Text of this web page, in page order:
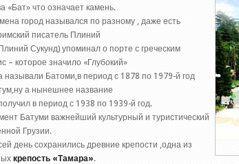
«Бат» что означает камень.
город назывался по разному , даже есть
писатель Плиний
Сукунд) упоминал о порте с греческим
– которое значило «Глубокий»
называли Батоми,в период с 1878 по 1979-й год
а нынешнее название
в период с 1938 по 1939-й год.
Батуми важнейший культурный и туристический
Грузии.
день сохранились древние крепости ,одна из
крепость «Тамара».